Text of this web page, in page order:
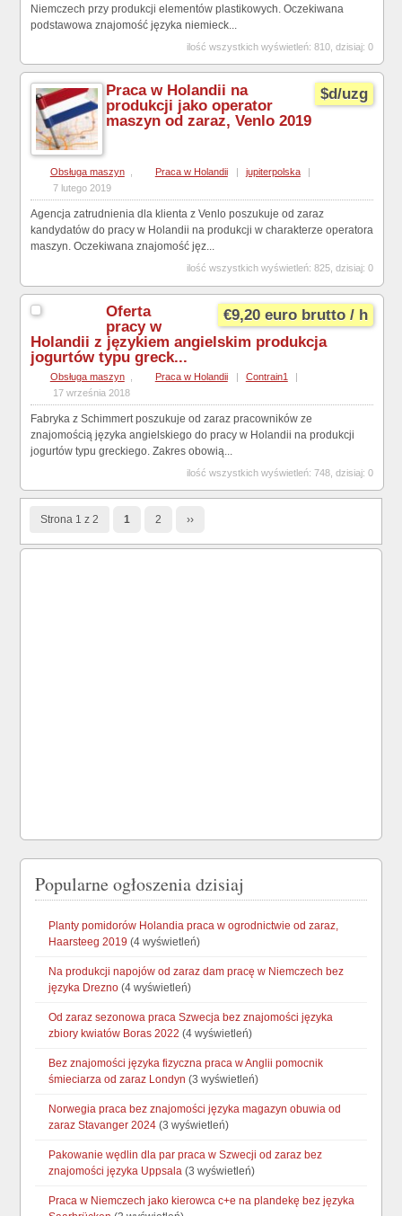
Niemczech przy produkcji elementów plastikowych. Oczekiwana
podstawowa znajomość języka niemieck...
ilość wszystkich wyświetleń: 810, dzisiaj: 0
$d/uzg
Praca w Holandii na
produkcji jako operator
maszyn od zaraz, Venlo 2019
Obsługa maszyn Praca w Holandii jupiterpolska
7 lutego 2019
Agencja zatrudnienia dla klienta z Venlo poszukuje od zaraz
kandydatów do pracy w Holandii na produkcji w charakterze operatora
maszyn. Oczekiwana znajomość jęz...
ilość wszystkich wyświetleń: 825, dzisiaj: 0
€9,20 euro brutto / h
Oferta
pracy w
Holandii z językiem angielskim produkcja
jogurtów typu greck...
Obsługa maszyn Praca w Holandii | Contrain1
|
17 września 2018
Fabryka z Schimmert poszukuje od zaraz pracowników ze
znajomością języka angielskiego do pracy w Holandii na produkcji
jogurtów typu greckiego. Zakres obowią...
ilość wszystkich wyświetleń: 748, dzisiaj: 0
Strona 1 z 2 1 2 ››
Popularne ogłoszenia dzisiaj
Planty pomidorów Holandia praca w ogrodnictwie od zaraz,
Haarsteeg 2019 (4 wyświetleń)
Na produkcji napojów od zaraz dam pracę w Niemczech bez
języka Drezno (4 wyświetleń)
Od zaraz sezonowa praca Szwecja bez znajomości języka
zbiory kwiatów Boras 2022 (4 wyświetleń)
Bez znajomości języka fizyczna praca w Anglii pomocnik
śmieciarza od zaraz Londyn (3 wyświetleń)
Norwegia praca bez znajomości języka magazyn obuwia od
zaraz Stavanger 2024 (3 wyświetleń)
Pakowanie wędlin dla par praca w Szwecji od zaraz bez
znajomości języka Uppsala (3 wyświetleń)
Praca w Niemczech jako kierowca c+e na plandekę bez języka